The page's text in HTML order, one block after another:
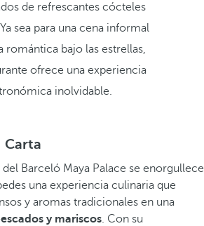
de refrescantes cócteles
sea para una cena informal
romántica bajo las estrellas,
ofrece una experiencia
inolvidable.
Carta
del Barceló Maya Palace se enorgullece
una experiencia culinaria que
y aromas tradicionales en una
y mariscos. Con su